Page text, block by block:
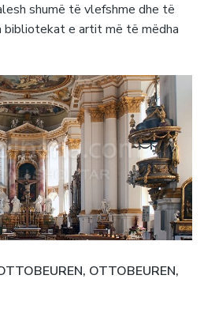
shumë të vlefshme dhe të
bibliotekat e artit më të mëdha
OTTOBEUREN,